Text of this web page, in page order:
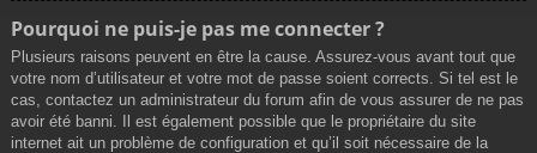
Pourquoi ne puis-je pas me connecter ?
Plusieurs raisons peuvent en être la cause. Assurez-vous avant tout que
votre nom d’utilisateur et votre mot de passe soient corrects. Si tel est le
cas, contactez un administrateur du forum afin de vous assurer de ne pas
avoir été banni. Il est également possible que le propriétaire du site
internet ait un problème de configuration et qu’il soit nécessaire de la